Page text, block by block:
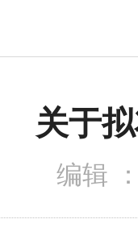
下载专区 地科
关于
编辑